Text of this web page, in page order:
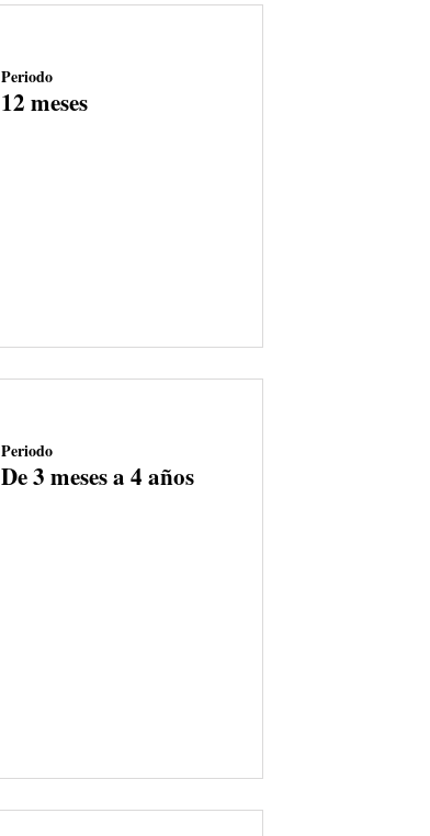
Periodo
12 meses
Periodo
De 3 meses a 4 años